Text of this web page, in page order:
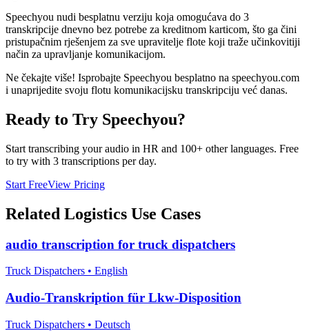
Speechyou nudi besplatnu verziju koja omogućava do 3
transkripcije dnevno bez potrebe za kreditnom karticom, što ga čini
pristupačnim rješenjem za sve upravitelje flote koji traže učinkovitiji
način za upravljanje komunikacijom.
Ne čekajte više! Isprobajte Speechyou besplatno na speechyou.com
i unaprijedite svoju flotu komunikacijsku transkripciju već danas.
Ready to Try Speechyou?
Start transcribing your audio in HR and 100+ other languages. Free
to try with 3 transcriptions per day.
Start FreeView Pricing
Related Logistics Use Cases
audio transcription for truck dispatchers
Truck Dispatchers • English
Audio-Transkription für Lkw-Disposition
Truck Dispatchers • Deutsch